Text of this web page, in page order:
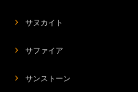
サヌカイト
サファイア
サンストーン